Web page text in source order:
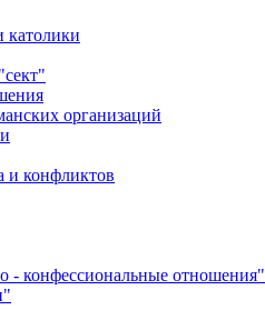
католики
организаций
и конфликтов
- конфессиональные отношения"